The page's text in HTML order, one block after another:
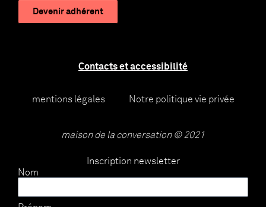
Devenir adhérent
Contacts et accessibilité
mentions légales Notre politique vie privée
maison de la conversation © 2021
Inscription newsletter
Nom